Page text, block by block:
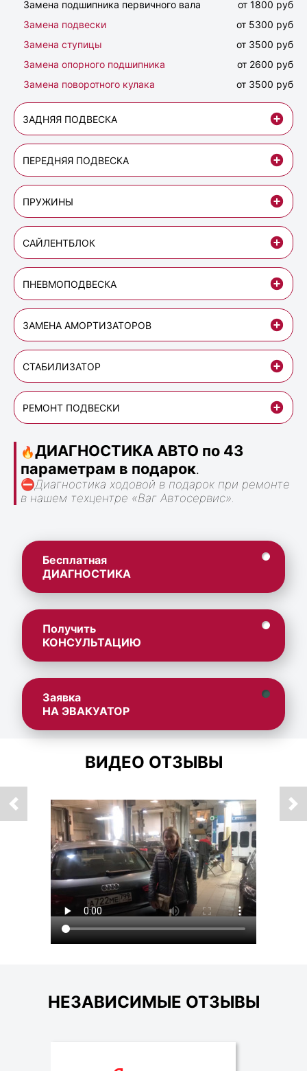
Замена подшипника первичного вала
от 1800 руб
Замена подвески
от 5300 руб
Замена ступицы
от 3500 руб
Замена опорного подшипника
от 2600 руб
Замена поворотного кулака
от 3500 руб
ЗАДНЯЯ ПОДВЕСКА
ПЕРЕДНЯЯ ПОДВЕСКА
ПРУЖИНЫ
САЙЛЕНТБЛОК
ПНЕВМОПОДВЕСКА
ЗАМЕНА АМОРТИЗАТОРОВ
СТАБИЛИЗАТОР
РЕМОНТ ПОДВЕСКИ
🔥ДИАГНОСТИКА АВТО по 43
параметрам в подарок.
⛔Диагностика ходовой в подарок при ремонте
в нашем техцентре «Ваг Автосервис».
Бесплатная
ДИАГНОСТИКА
Получить
КОНСУЛЬТАЦИЮ
Заявка
НА ЭВАКУАТОР
ВИДЕО ОТЗЫВЫ
НЕЗАВИСИМЫЕ ОТЗЫВЫ